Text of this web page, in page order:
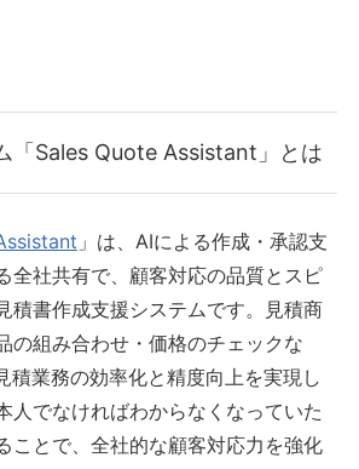
「Sales Quote Assistant」とは
」は、AIによる作成・承認支
全社共有で、顧客対応の品質とスピ
積書作成支援システムです。見積商
の組み合わせ・価格のチェックな
積業務の効率化と精度向上を実現し
人でなければわからなくなっていた
ことで、全社的な顧客対応力を強化